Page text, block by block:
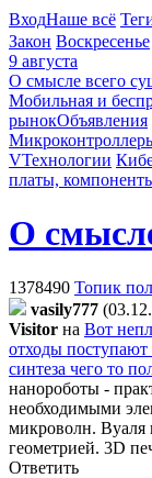
ВходНаше всё
Закон Воскресенье
9 августа
О смысле всего
Мобильная и
рынокОбъявления
VТехнологии
платы,
О
1378490 Топик
vasily777
Visitor на Вот
отходы поступают
синтеза чего то
нанороботы -
необходимыми
микроволн. Вуаля
геометрией. 3D
Ответить